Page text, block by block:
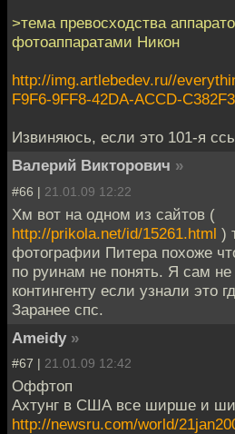
>тема превосходства
фотоаппаратами Никон
http://img.artlebedev.ru//
F9F6-9FF8-42DA-ACCD-
Извиняюсь, если это 101-я
Валерий Викторович »
#66 | 21.01.09 12:22
Хм вот на одном из сайтов (
http://prikola.net/id/15261.html )
фотографии Питера похоже
по руинам не понять. Я сам
контингенту если узнали это
Заранее спс.
Ameidy »
#67 | 21.01.09 12:42
Оффтоп
Ахтунг в США все ширше и
http://newsru.com/world/